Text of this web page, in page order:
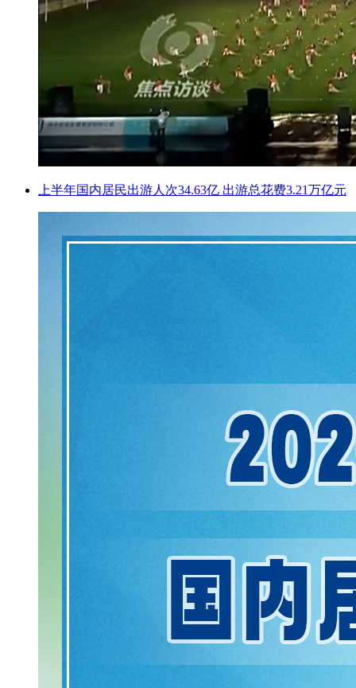
上半年国内居民出游人次34.63亿 出游总花费3.21万亿元